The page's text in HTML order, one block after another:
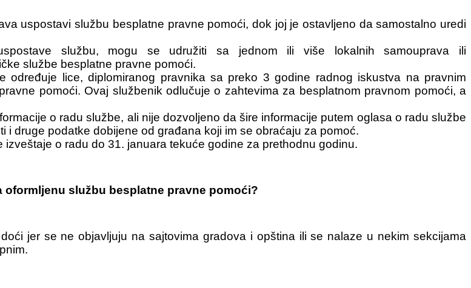
uspostavi službu besplatne pravne pomoći, dok joj je ostavljeno da samostalno uredi
službu, mogu se udružiti sa jednom ili više lokalnih samouprava ili
službe besplatne pravne pomoći.
određuje lice, diplomiranog pravnika sa preko 3 godine radnog iskustva na pravnim
pomoći. Ovaj službenik odlučuje o zahtevima za besplatnom pravnom pomoći, a
o radu službe, ali nije dozvoljeno da šire informacije putem oglasa o radu službe
druge podatke dobijene od građana koji im se obraćaju za pomoć.
o radu do 31. januara tekuće godine za prethodnu godinu.
oformljenu službu besplatne pravne pomoći?
jer se ne objavljuju na sajtovima gradova i opština ili se nalaze u nekim sekcijama